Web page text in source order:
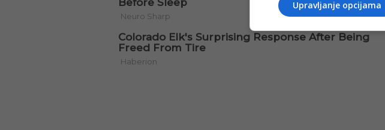
Upravljanje opcijama